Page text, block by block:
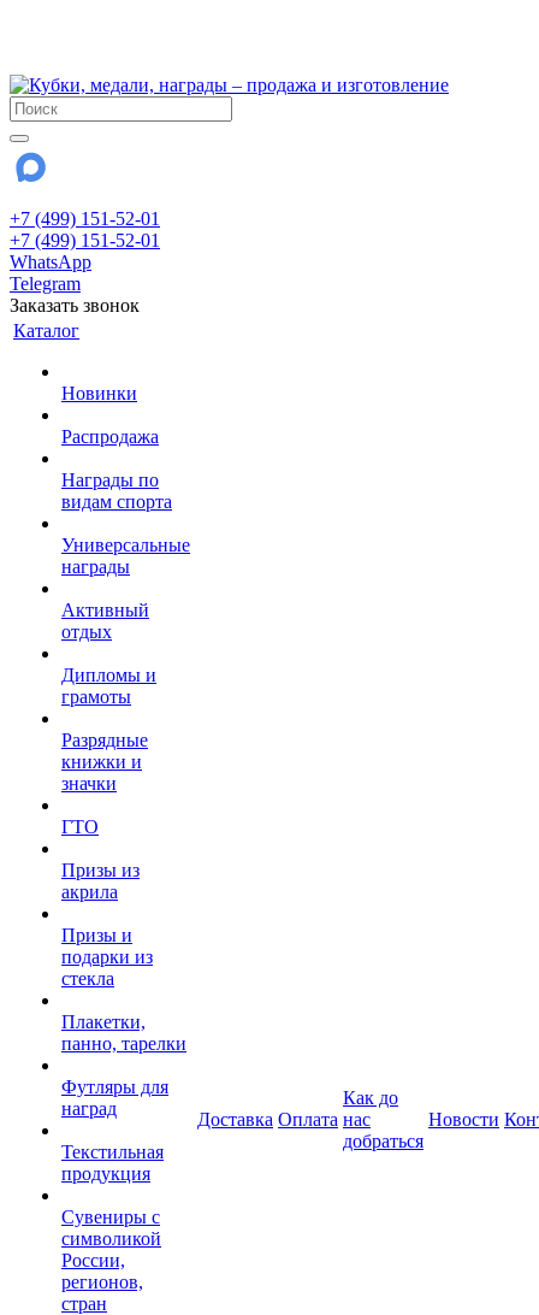
+7 (499) 151-52-01
+7 (499) 151-52-01
WhatsApp
Telegram
Заказать звонок
Каталог
Новинки
Распродажа
Награды по
видам спорта
Универсальные
награды
Активный
отдых
Дипломы и
грамоты
Разрядные
книжки и
значки
ГТО
Призы из
акрила
Призы и
подарки из
стекла
Плакетки,
панно, тарелки
Футляры для
наград
Текстильная
продукция
Сувениры с
символикой
России,
регионов,
стран
Доставка Оплата
Как до
нас
добраться
Новости